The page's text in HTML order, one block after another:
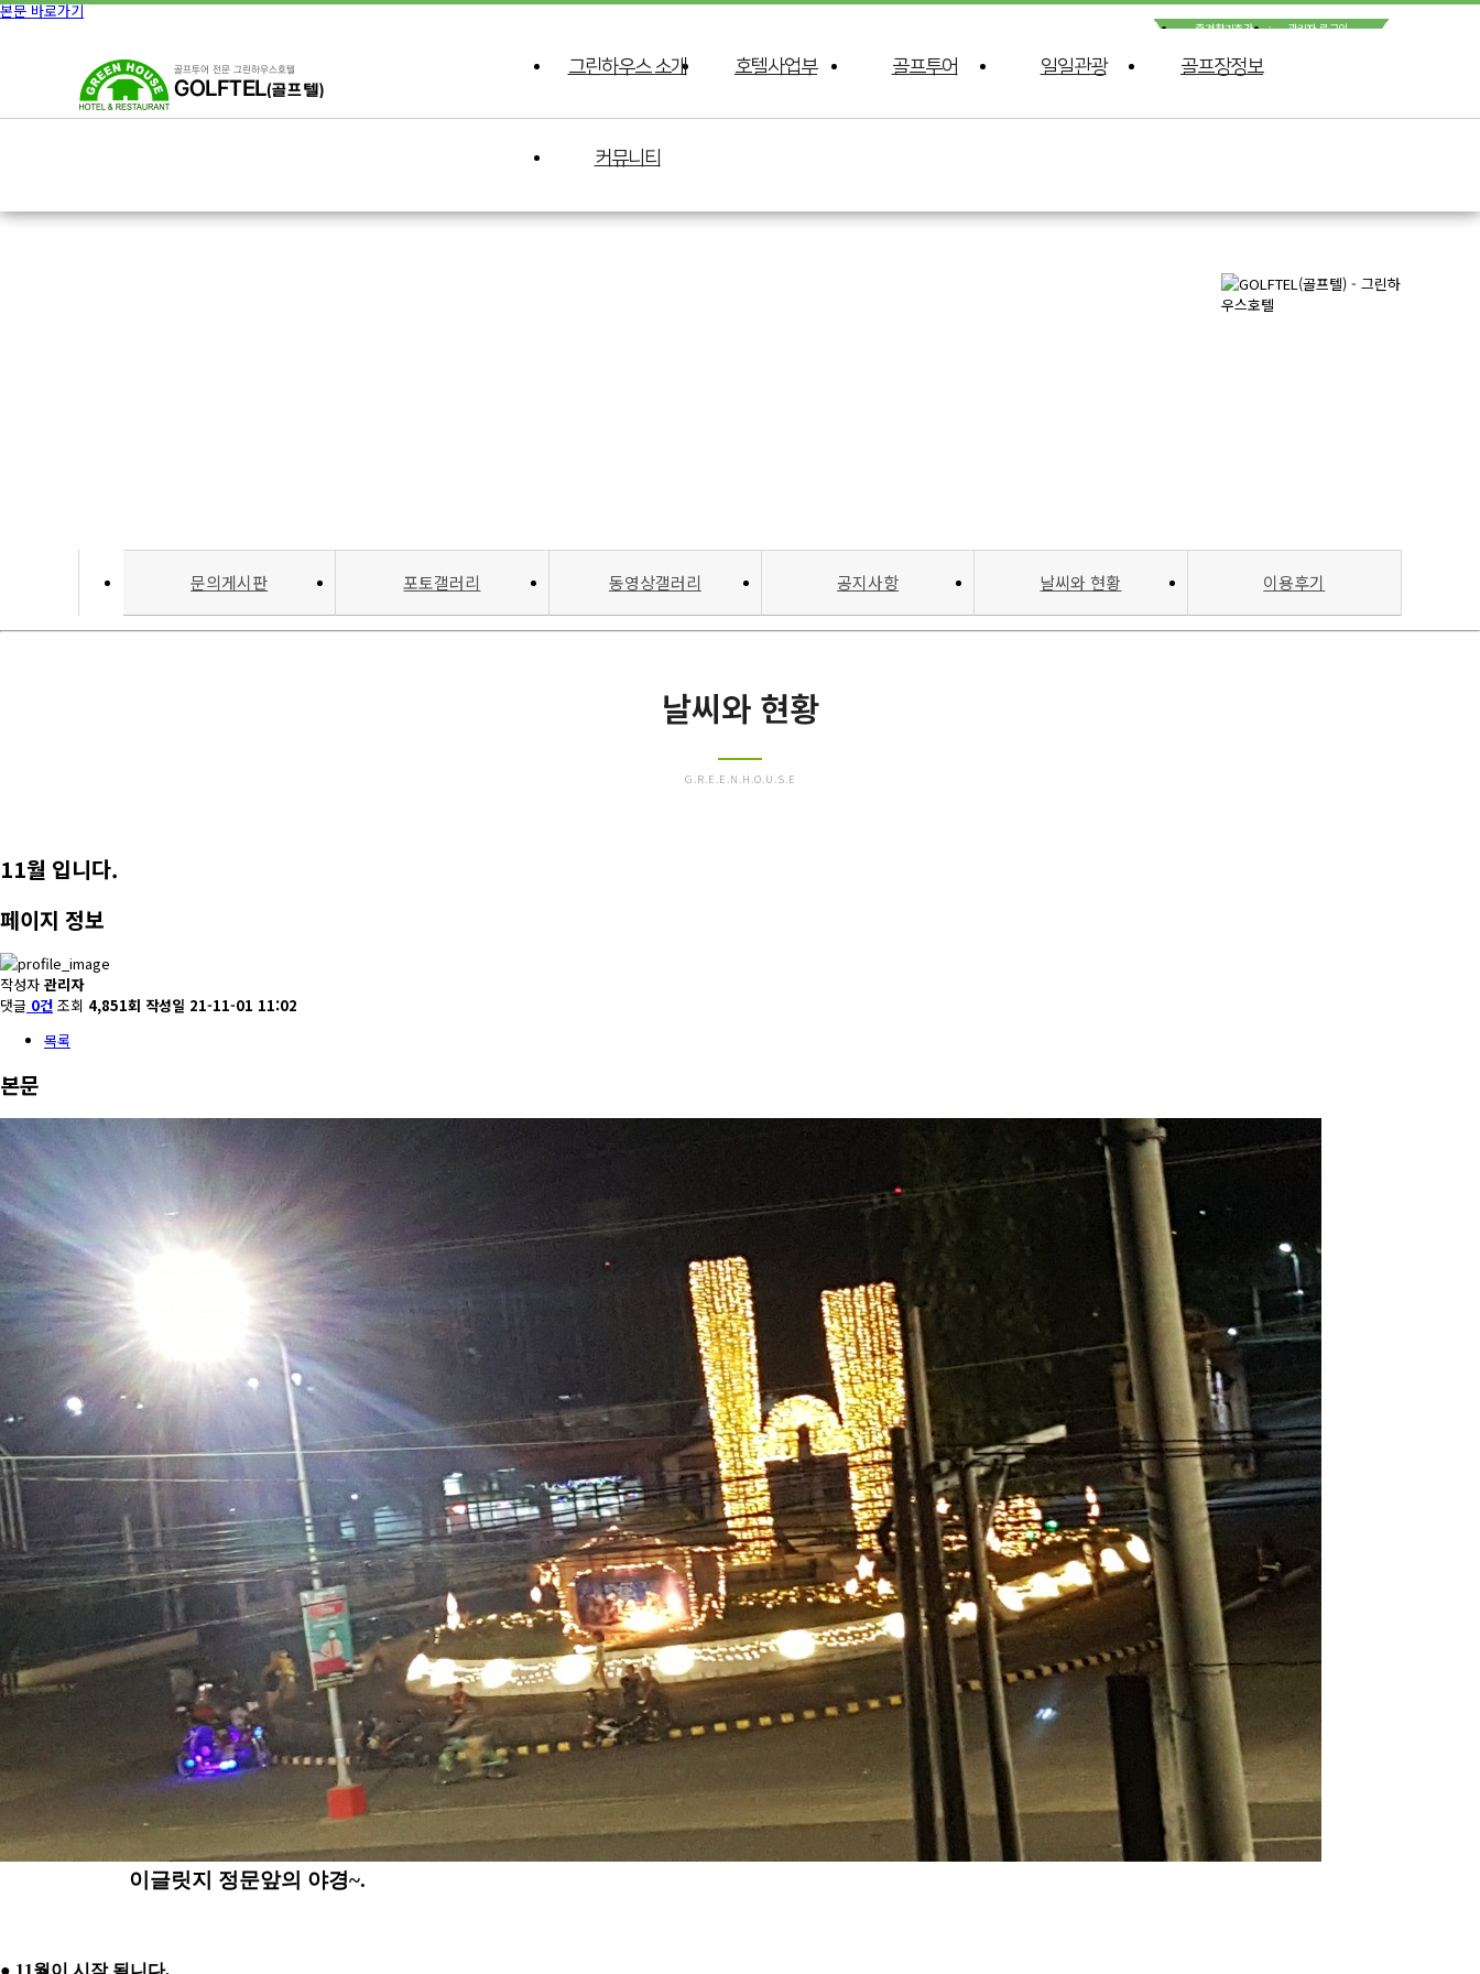
본문 바로가기
즐겨찾기추가 관리자 로그인
그린하우스 소개 호텔사업부 골프투어 일일관광 골프장정보
커뮤니티
문의게시판 포토갤러리 동영상갤러리 공지사항 날씨와 현황 이용후기
날씨와 현황
G.R.E.E.N.H.O.U.S.E
11월 입니다.
페이지 정보
작성자 관리자
댓글 0건 조회 4,851회 작성일 21-11-01 11:02
목록
본문
이글릿지 정문앞의 야경~.